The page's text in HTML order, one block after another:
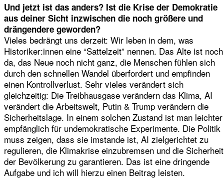
Und jetzt ist das anders? Ist die Krise der Demokratie
aus deiner Sicht inzwischen die noch größere und
drängendere geworden?
Vieles bedrängt uns derzeit: Wir leben in dem, was
Historiker:innen eine “Sattelzeit” nennen. Das Alte ist noch
da, das Neue noch nicht ganz, die Menschen fühlen sich
durch den schnellen Wandel überfordert und empfinden
einen Kontrollverlust. Sehr vieles verändert sich
gleichzeitig: Die Treibhausgase verändern das Klima, AI
verändert die Arbeitswelt, Putin & Trump verändern die
Sicherheitslage. In einem solchen Zustand ist man leichter
empfänglich für undemokratische Experimente. Die Politik
muss zeigen, dass sie imstande ist, AI zielgerichtet zu
regulieren, die Klimakrise einzubremsen und die Sicherheit
der Bevölkerung zu garantieren. Das ist eine dringende
Aufgabe und ich will hierzu einen Beitrag leisten.